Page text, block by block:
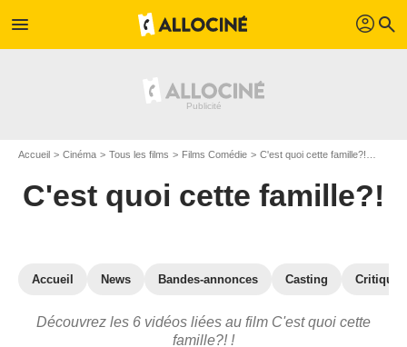
menu profil search
Accueil Cinéma Tous les films Films Comédie C'est quoi cette famille?!
C'est quoi cette famille?!
Accueil News Bandes-annonces Casting
Découvrez les 6 vidéos liées au film C'est quoi cette
famille?! !